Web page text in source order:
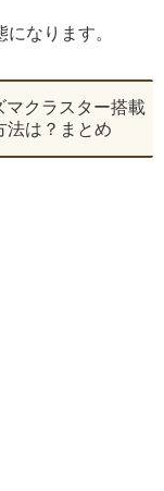
なります。
マクラスター搭載
法は？まとめ